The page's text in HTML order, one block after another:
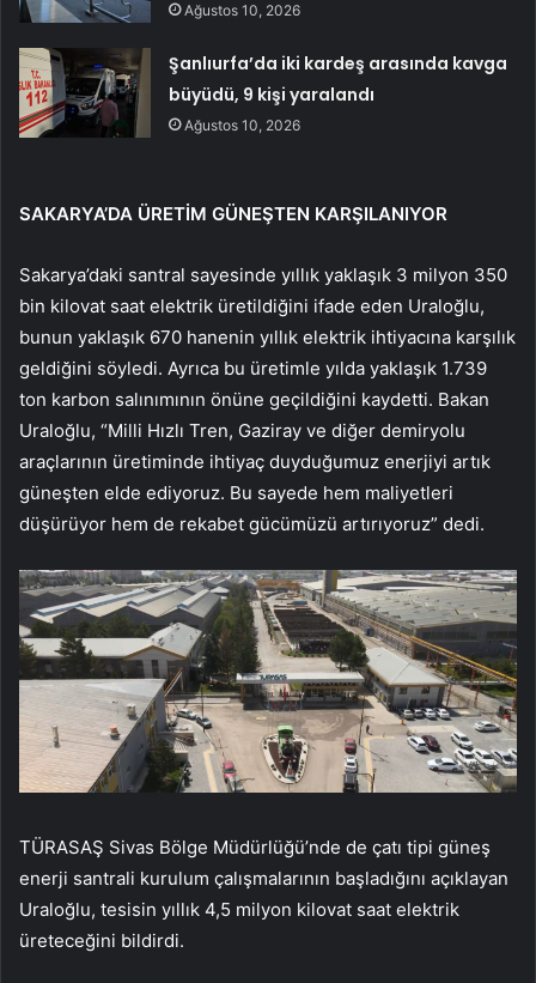
Ağustos 10, 2026
Şanlıurfa’da iki kardeş arasında kavga
büyüdü, 9 kişi yaralandı
Ağustos 10, 2026
SAKARYA’DA ÜRETİM GÜNEŞTEN KARŞILANIYOR
Sakarya’daki santral sayesinde yıllık yaklaşık 3 milyon 350
bin kilovat saat elektrik üretildiğini ifade eden Uraloğlu,
bunun yaklaşık 670 hanenin yıllık elektrik ihtiyacına karşılık
geldiğini söyledi. Ayrıca bu üretimle yılda yaklaşık 1.739
ton karbon salınımının önüne geçildiğini kaydetti. Bakan
Uraloğlu, “Milli Hızlı Tren, Gaziray ve diğer demiryolu
araçlarının üretiminde ihtiyaç duyduğumuz enerjiyi artık
güneşten elde ediyoruz. Bu sayede hem maliyetleri
düşürüyor hem de rekabet gücümüzü artırıyoruz” dedi.
TÜRASAŞ Sivas Bölge Müdürlüğü’nde de çatı tipi güneş
enerji santrali kurulum çalışmalarının başladığını açıklayan
Uraloğlu, tesisin yıllık 4,5 milyon kilovat saat elektrik
üreteceğini bildirdi.